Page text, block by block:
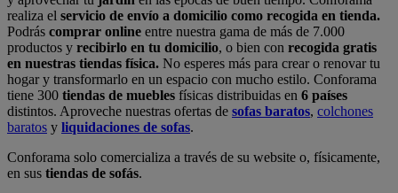
realiza el servicio de envío a domicilio como recogida en tienda.
Podrás comprar online entre nuestra gama de más de 7.000
productos y recibirlo en tu domicilio, o bien con recogida gratis
en nuestras tiendas física. No esperes más para crear o renovar tu
hogar y transformarlo en un espacio con mucho estilo. Conforama
tiene 300 tiendas de muebles físicas distribuidas en 6 países
distintos. Aproveche nuestras ofertas de sofas baratos, colchones
baratos y liquidaciones de sofas.
Conforama solo comercializa a través de su website o, físicamente,
en sus tiendas de sofás.